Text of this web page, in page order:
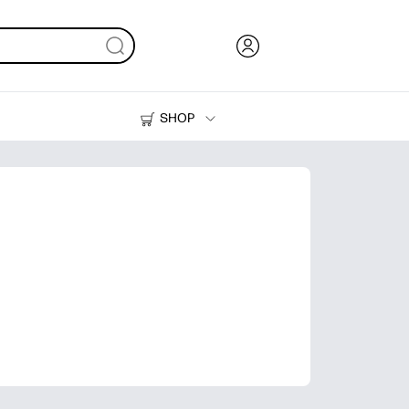
SHOP
Printers